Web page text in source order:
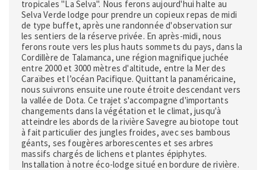
tropicales "La Selva". Nous ferons aujourd'hui halte au
Selva Verde lodge pour prendre un copieux repas de midi
de type buffet, après une randonnée d'observation sur
les sentiers de la réserve privée. En après-midi, nous
ferons route vers les plus hauts sommets du pays, dans la
Cordillère de Talamanca, une région magnifique juchée
entre 2000 et 3000 mètres d'altitude, entre la Mer des
Caraïbes et l’océan Pacifique. Quittant la panaméricaine,
nous suivrons ensuite une route étroite descendant vers
la vallée de Dota. Ce trajet s'accompagne d'importants
changements dans la végétation et le climat, jusqu'à
atteindre les abords de la rivière Savegre au biotope tout
à fait particulier des jungles froides, avec ses bambous
géants, ses fougères arborescentes et ses arbres
massifs chargés de lichens et plantes épiphytes.
Installation à notre éco-lodge situé en bordure de rivière.